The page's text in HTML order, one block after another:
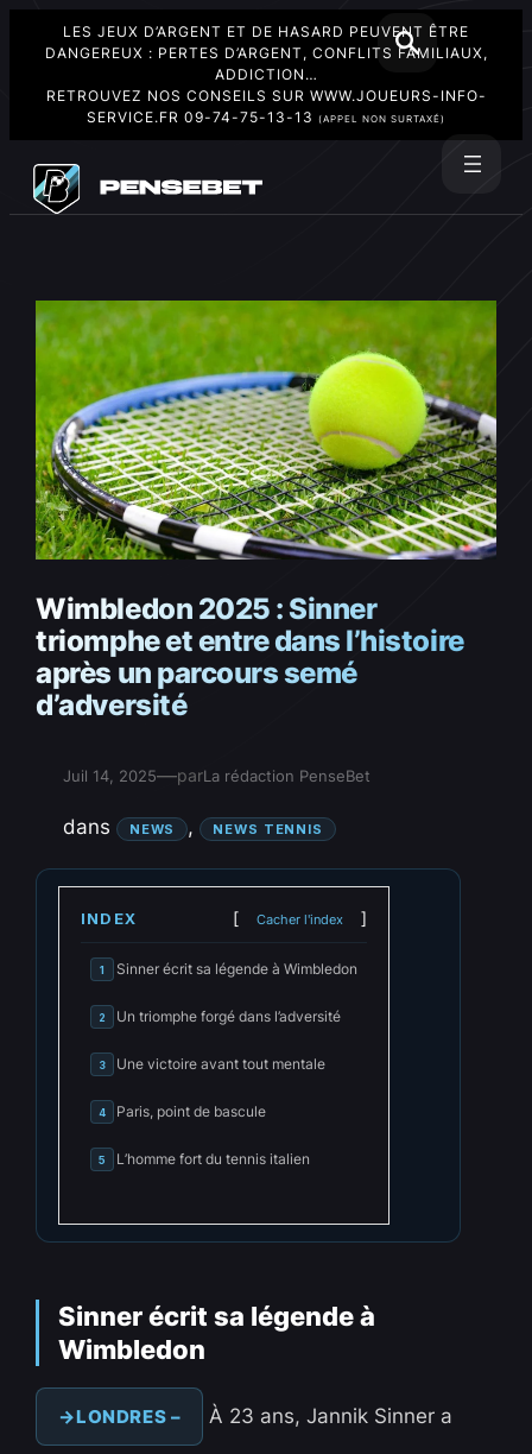
LES JEUX D’ARGENT ET DE HASARD PEUVENT ÊTRE
DANGEREUX : PERTES D’ARGENT, CONFLITS FAMILIAUX,
ADDICTION…
RETROUVEZ NOS CONSEILS SUR WWW.JOUEURS-INFO-
SERVICE.FR 09-74-75-13-13 (APPEL NON SURTAXÉ)
contenu
Wimbledon 2025 : Sinner
triomphe et entre dans l’histoire
après un parcours semé
d’adversité
Juil 14, 2025—parLa rédaction PenseBet
dans NEWS , NEWS TENNIS
INDEX Cacher l'index
1 Sinner écrit sa légende à Wimbledon
2 Un triomphe forgé dans l’adversité
3 Une victoire avant tout mentale
4 Paris, point de bascule
5 L’homme fort du tennis italien
Sinner écrit sa légende à
Wimbledon
LONDRES – À 23 ans, Jannik Sinner a